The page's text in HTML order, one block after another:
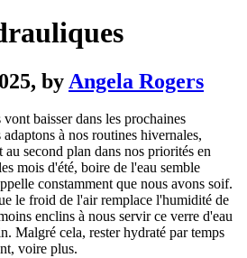
, by Angela Rogers
baisser dans les prochaines
à nos routines hivernales,
second plan dans nos priorités en
mois d'été, boire de l'eau semble
constamment que nous avons soif.
le froid de l'air remplace l'humidité de
enclins à nous servir ce verre d'eau
Malgré cela, rester hydraté par temps
voire plus.